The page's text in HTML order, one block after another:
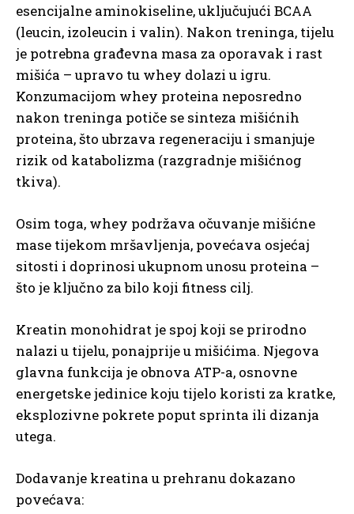
esencijalne aminokiseline, uključujući BCAA
(leucin, izoleucin i valin). Nakon treninga, tijelu
je potrebna građevna masa za oporavak i rast
mišića – upravo tu whey dolazi u igru.
Konzumacijom whey proteina neposredno
nakon treninga potiče se sinteza mišićnih
proteina, što ubrzava regeneraciju i smanjuje
rizik od katabolizma (razgradnje mišićnog
tkiva).
Osim toga, whey podržava očuvanje mišićne
mase tijekom mršavljenja, povećava osjećaj
sitosti i doprinosi ukupnom unosu proteina –
što je ključno za bilo koji fitness cilj.
Kreatin monohidrat je spoj koji se prirodno
nalazi u tijelu, ponajprije u mišićima. Njegova
glavna funkcija je obnova ATP-a, osnovne
energetske jedinice koju tijelo koristi za kratke,
eksplozivne pokrete poput sprinta ili dizanja
utega.
Dodavanje kreatina u prehranu dokazano
povećava: